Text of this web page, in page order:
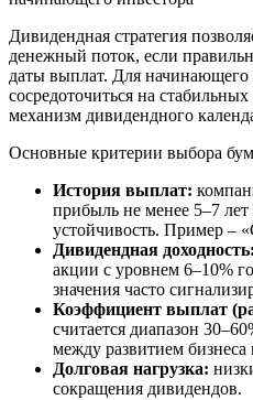
Дивидендная стратегия
денежный поток, если
даты выплат. Для начинающего
сосредоточиться на
механизм дивидендного
Основные критерии выбора
История выплат:
прибыль не менее 5–7
устойчивость. Пример –
Дивидендная доходность:
акции с уровнем 6–10%
значения часто
Коэффициент выплат
считается диапазон
между развитием
Долговая нагрузка:
сокращения дивидендов.